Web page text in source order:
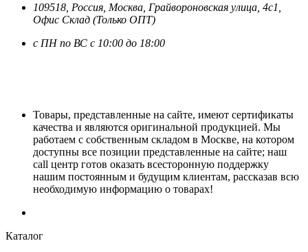
109518, Россия Москва , Грайвороновская улица, 4с1,
Офис Склад (Только ОПТ)
с ПН по ВС с 10:00 до 18:00
Товары, представленные на сайте, имеют сертификаты
качества и являются оригинальной продукцией. Мы
работаем с собственным складом в Москве, на котором
доступны все позиции представленные на сайте; наш
call центр готов оказать всесторонную поддержку
нашим постоянным и будущим клиентам, рассказав всю
необходимую информацию о товарах!
Каталог